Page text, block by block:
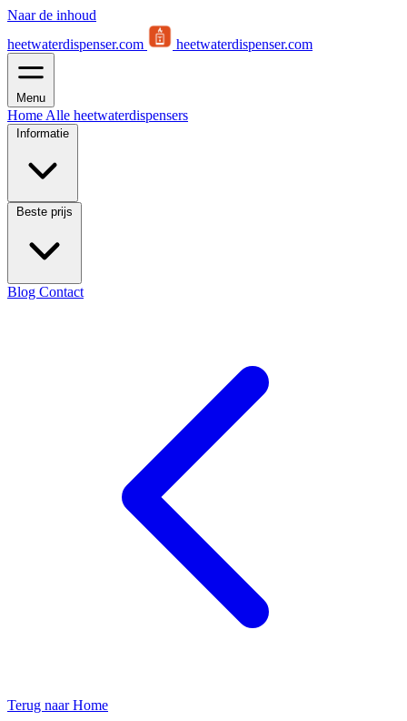
Naar de inhoud
heetwaterdispenser.com
heetwaterdispenser.com
Menu
Home Alle heetwaterdispensers
Informatie
Beste prijs
Blog Contact
Terug naar Home